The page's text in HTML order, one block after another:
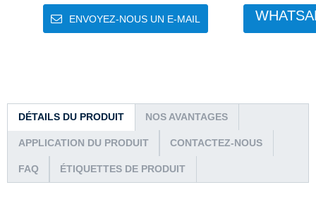
ENVOYEZ-NOUS UN E-MAIL
DÉTAILS DU PRODUIT NOS AVANTAGES
APPLICATION DU PRODUIT CONTACTEZ-NOUS
FAQ ÉTIQUETTES DE PRODUIT